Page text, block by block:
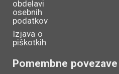
obdelavi
osebnih
podatkov
Izjava o
piškotkih
Pomembne povezave